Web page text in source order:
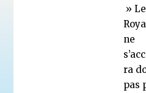
» Le
ne
ra
pas